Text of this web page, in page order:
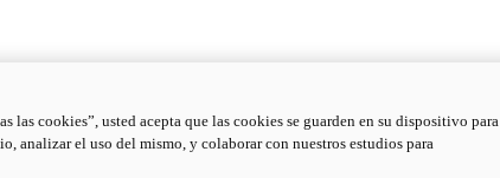
las cookies”, usted acepta que las cookies se guarden en su dispositivo para
analizar el uso del mismo, y colaborar con nuestros estudios para